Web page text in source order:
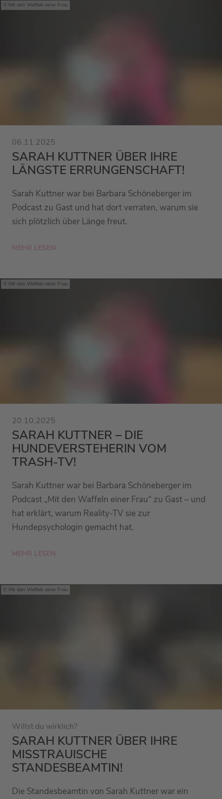
Mit den Waffeln einer Frau
06.11.2025
SARAH KUTTNER ÜBER IHRE
LÄNGSTE ERRUNGENSCHAFT!
Sarah Kuttner war bei Barbara Schöneberger im
Podcast zu Gast und hat dort verraten, warum sie
sich plötzlich über Länge freut.
MEHR LESEN
Mit den Waffeln einer Frau
20.10.2025
SARAH KUTTNER – DIE
HUNDEVERSTEHERIN VOM
TRASH-TV!
Sarah Kuttner war bei Barbara Schöneberger im
Podcast „Mit den Waffeln einer Frau“ zu Gast – und
hat erklärt, warum Reality-TV sie zur
Hundepsychologin gemacht hat.
MEHR LESEN
Mit den Waffeln einer Frau
Willst du wirklich?
SARAH KUTTNER ÜBER IHRE
MISSTRAUISCHE
STANDESBEAMTIN!
Die Standesbeamtin von Sarah Kuttner war ein